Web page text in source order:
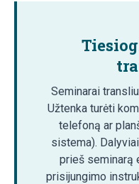
Seminarai
Užtenka turėti
telefoną ar
sistema).
prieš seminarą
prisijungimo